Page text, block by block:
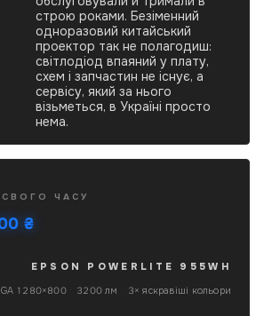
строю роками. Безіменний
одноразовий китайський
проектор так не полагодиш:
світлодіод впаяний у плату,
схем і запчастин не існує, а
сервісу, який за нього
візьметься, в Україні просто
нема.
ЧАСУ
₴
EPSON POWERLITE 955WH
1280×800 3200 лм 3× яскравіші кольори